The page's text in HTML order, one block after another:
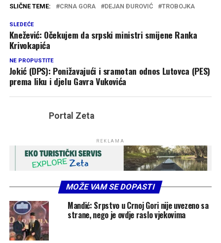
SLIČNE TEME: CRNA GORA DEJAN ĐUROVIĆ TROBOJKA
SLEDEĆE
Knežević: Očekujem da srpski ministri smijene Ranka
Krivokapića
NE PROPUSTITE
Jokić (DPS): Ponižavajući i sramotan odnos Lutovca (PES)
prema liku i djelu Gavra Vukovića
Portal Zeta
REKLAMA
MOŽE VAM SE DOPASTI
Mandić: Srpstvo u Crnoj Gori nije uvezeno sa
strane, nego je ovdje raslo vjekovima